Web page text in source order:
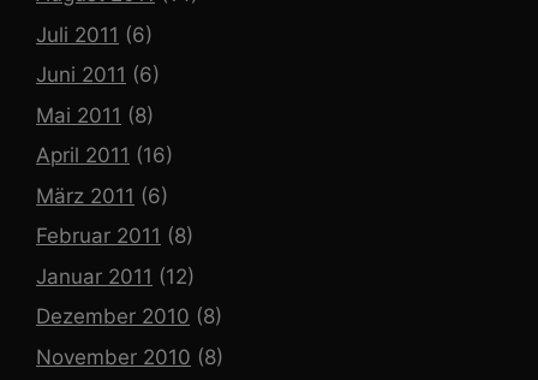
Juli 2011 (6)
Juni 2011 (6)
Mai 2011 (8)
April 2011 (16)
März 2011 (6)
Februar 2011 (8)
Januar 2011 (12)
Dezember 2010 (8)
November 2010 (8)